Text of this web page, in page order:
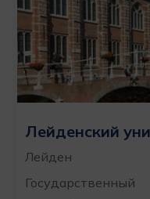
Лейденский
Лейден
Государственный